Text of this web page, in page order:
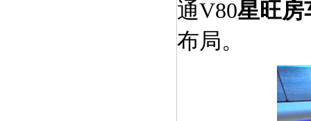
通V80星旺房
布局。